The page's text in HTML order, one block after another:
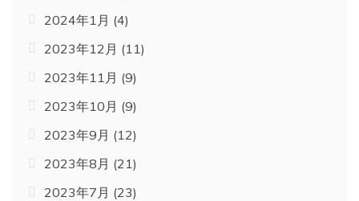
2024年1月 (4)
2023年12月 (11)
2023年11月 (9)
2023年10月 (9)
2023年9月 (12)
2023年8月 (21)
2023年7月 (23)